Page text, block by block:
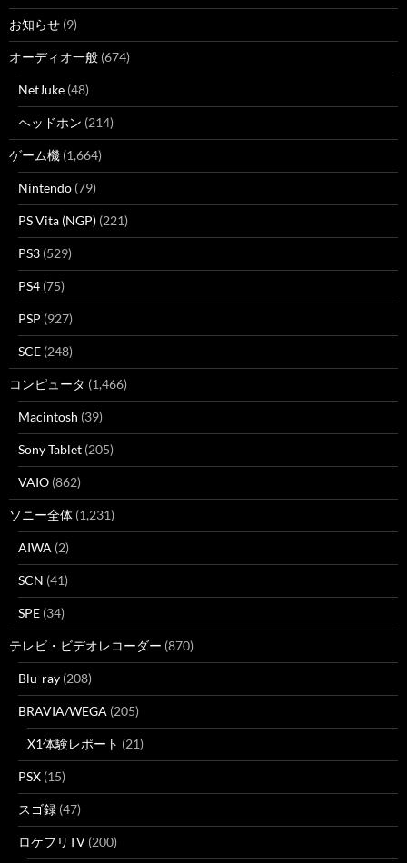
お知らせ (9)
オーディオ一般 (674)
NetJuke (48)
ヘッドホン (214)
ゲーム機 (1,664)
Nintendo (79)
PS Vita (NGP) (221)
PS3 (529)
PS4 (75)
PSP (927)
SCE (248)
コンピュータ (1,466)
Macintosh (39)
Sony Tablet (205)
VAIO (862)
ソニー全体 (1,231)
AIWA (2)
SCN (41)
SPE (34)
テレビ・ビデオレコーダー (870)
Blu-ray (208)
BRAVIA/WEGA (205)
X1体験レポート (21)
PSX (15)
スゴ録 (47)
ロケフリTV (200)